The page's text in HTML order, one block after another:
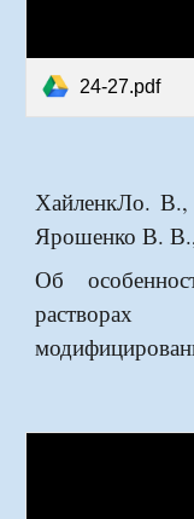
24-27.pdf
ХайленкЛо.
Ярошенко В.
Об